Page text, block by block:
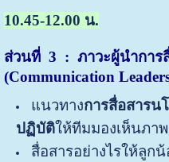
10.45-12.00 น.
ส่วนที่3 : ภาวะผู้นำการสื่
(Communication
แนวทางการสื่อสารน
ปฏิบัติให้ทีมมองเห็นภา
สื่อสารอย่างไรให้ลูกน้